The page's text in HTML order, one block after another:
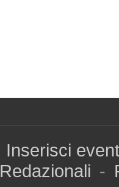
Inserisci
Redazionali -